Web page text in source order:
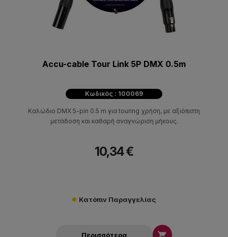
Accu-cable Tour Link 5P DMX 0.5m
Κωδικός : 100069
Καλώδιο DMX 5-pin 0.5 m για touring χρήση, με αξιόπιστη
μετάδοση και καθαρή αναγνώριση μήκους.
10,34 €
Κατόπιν Παραγγελίας
Περισσότερα